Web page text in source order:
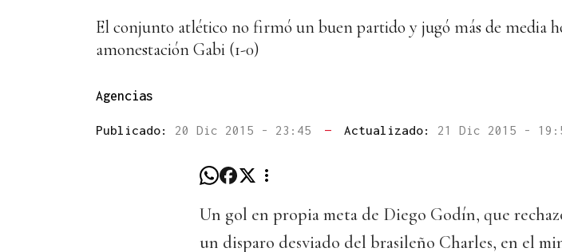
El conjunto atlético no firmó un buen partido y jugó más de media
amonestación Gabi (1-0)
Agencias
Publicado: 20 Dic 2015 - 23:45 — Actualizado: 21 Dic 2015 -
Un gol en propia meta de Diego Godín, que
un disparo desviado del brasileño Charles, en el